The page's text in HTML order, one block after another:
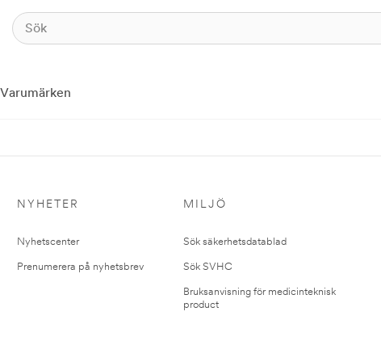
Varumärken
NYHETER
Nyhetscenter
Prenumerera på nyhetsbrev
MILJÖ
Sök säkerhetsdatablad
Sök SVHC
Bruksanvisning för medicinteknisk
product